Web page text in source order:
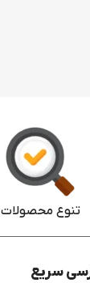
تنوع محصولات
سریع